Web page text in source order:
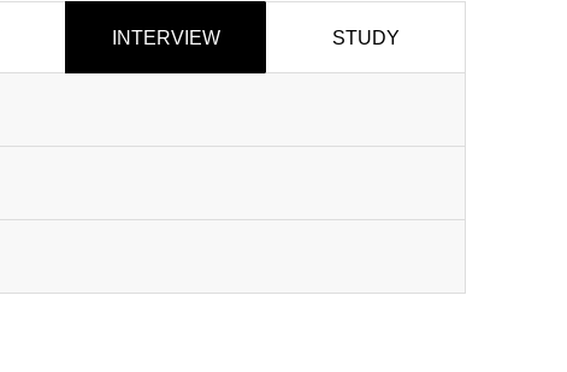
INTERVIEW STUDY